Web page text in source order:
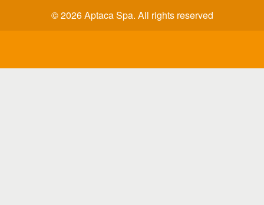
© 2026 Aptaca Spa. All rights reserved